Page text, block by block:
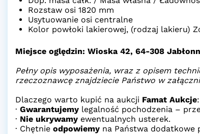
Rozstaw osi 1820 mm
Usytuowanie osi centralne
Kolor powłoki lakierowej, (rodzaj lakieru)
Miejsce oględzin: Wioska 42, 64-308
Pełny opis wyposażenia, wraz z opisem
rzeczoznawcę znajdziecie Państwo w
Dlaczego warto kupić na aukcji Famat Aukcje:
· Gwarantujemy legalność pochodzenia –
· Nie ukrywamy ewentualnych usterek.
· Chętnie odpowiemy na Państwa dodatkowe